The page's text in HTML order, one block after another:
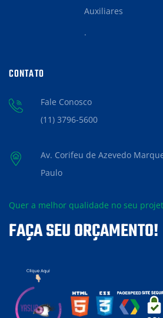
Auxiliares
.
CONTATO
Fale Conosco
(11) 3796-5600
Av. Corifeu de Azevedo
Paulo
Quer a melhor qualidade no seu
FAÇA SEU ORÇAMENTO!